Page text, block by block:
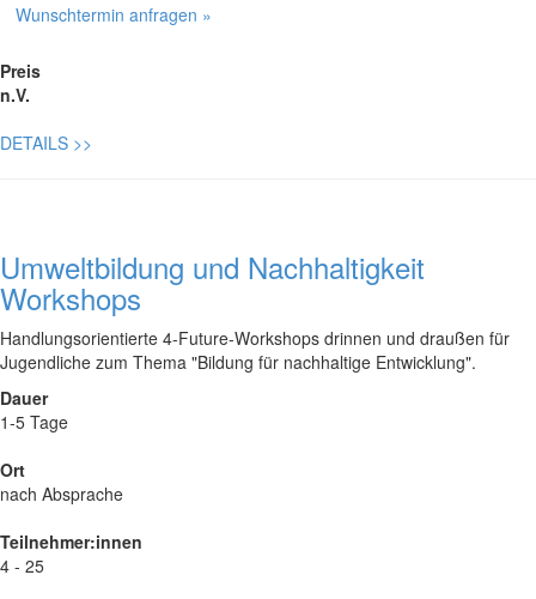
Wunschtermin anfragen »
Preis
n.V.
DETAILS >>
Umweltbildung und Nachhaltigkeit
Workshops
Handlungsorientierte 4-Future-Workshops drinnen und draußen für
Jugendliche zum Thema "Bildung für nachhaltige Entwicklung".
Dauer
1-5 Tage
Ort
nach Absprache
Teilnehmer:innen
4 - 25